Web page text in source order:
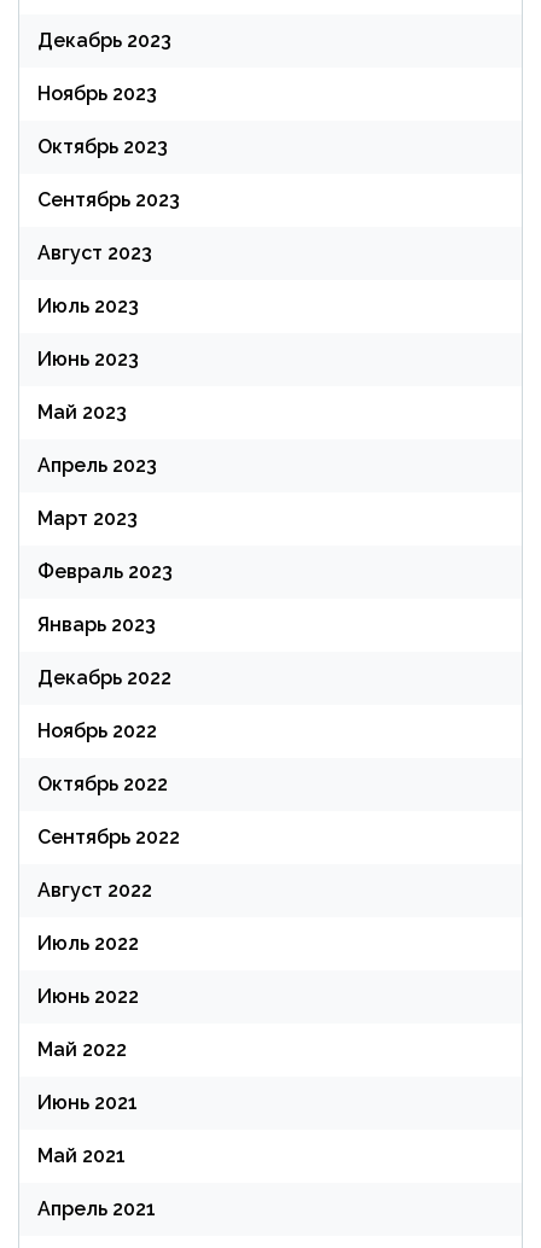
Декабрь 2023
Ноябрь 2023
Октябрь 2023
Сентябрь 2023
Август 2023
Июль 2023
Июнь 2023
Май 2023
Апрель 2023
Март 2023
Февраль 2023
Январь 2023
Декабрь 2022
Ноябрь 2022
Октябрь 2022
Сентябрь 2022
Август 2022
Июль 2022
Июнь 2022
Май 2022
Июнь 2021
Май 2021
Апрель 2021